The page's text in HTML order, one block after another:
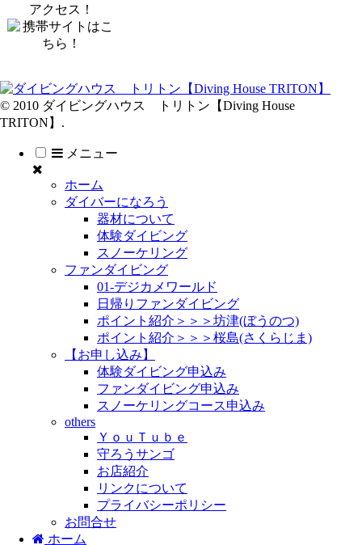
アクセス！
© 2010 ダイビングハウス トリトン【Diving House
TRITON】.
メニュー
ホーム
ダイバーになろう
器材について
体験ダイビング
スノーケリング
ファンダイビング
01-デジカメワールド
日帰りファンダイビング
ポイント紹介＞＞＞坊津(ぼうのつ)
ポイント紹介＞＞＞桜島(さくらじま)
【お申し込み】
体験ダイビング申込み
ファンダイビング申込み
スノーケリングコース申込み
others
ＹｏｕＴｕｂｅ
守ろうサンゴ
お店紹介
リンクについて
プライバシーポリシー
お問合せ
ホーム